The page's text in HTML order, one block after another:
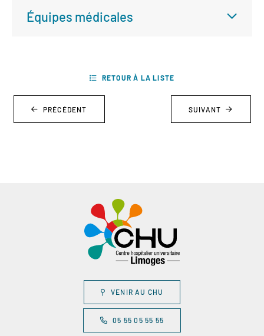
Équipes médicales
PRÉCÉDENT
RETOUR À LA LISTE
SUIVANT
VENIR AU CHU
05 55 05 55 55